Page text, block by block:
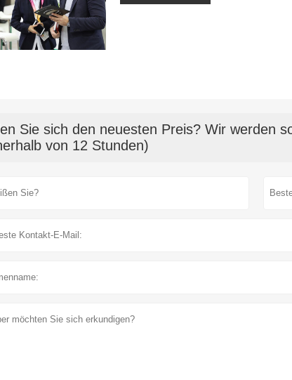
Sie sich den neuesten Preis? Wir werden
von 12 Stunden)